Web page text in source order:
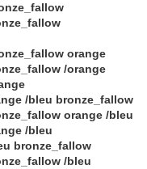
orange
/orange
/bleu bronze_fallow
orange /bleu
/bleu
bronze_fallow
/bleu